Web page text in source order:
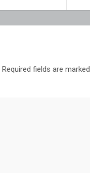
Required fields are marked